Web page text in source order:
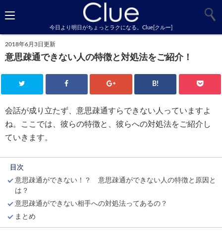
今日より明日がちょっとラクになる。Clue[クルー]
2018年6月3日更新
意思疎通できない人の特徴と対処法をご紹介！
B!
会話が成り立たず、意思疎通すらできない人っていますよ
ね。ここでは、彼らの特徴と、彼らへの対処法をご紹介し
ていきます。
目次
意思疎通ができない！？ 意思疎通ができない人の特徴と原因と
は？
意思疎通ができない相手への対処法ってあるの？
まとめ